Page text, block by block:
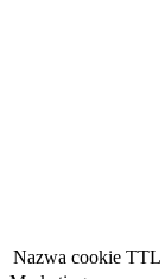
Nazwa cookie TTL